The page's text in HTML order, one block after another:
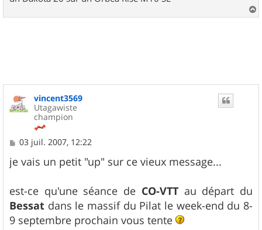
a
vincent3569
Utagawiste
champion
M
s
s
g
e
03 juil. 2007, 12:22
je vais un petit "up" sur ce vieux message...
est-ce qu'une séance de CO-VTTau départ du
Bessat dans le massif du Pilat le week-end du 8-
9 septembre prochain vous tente